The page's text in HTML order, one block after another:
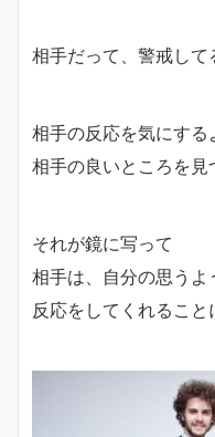
相手だって、警戒して
相手の反応を気にする
相手の良いところを見
それが鏡に写って
相手は、自分の思うよ
反応をしてくれるこ